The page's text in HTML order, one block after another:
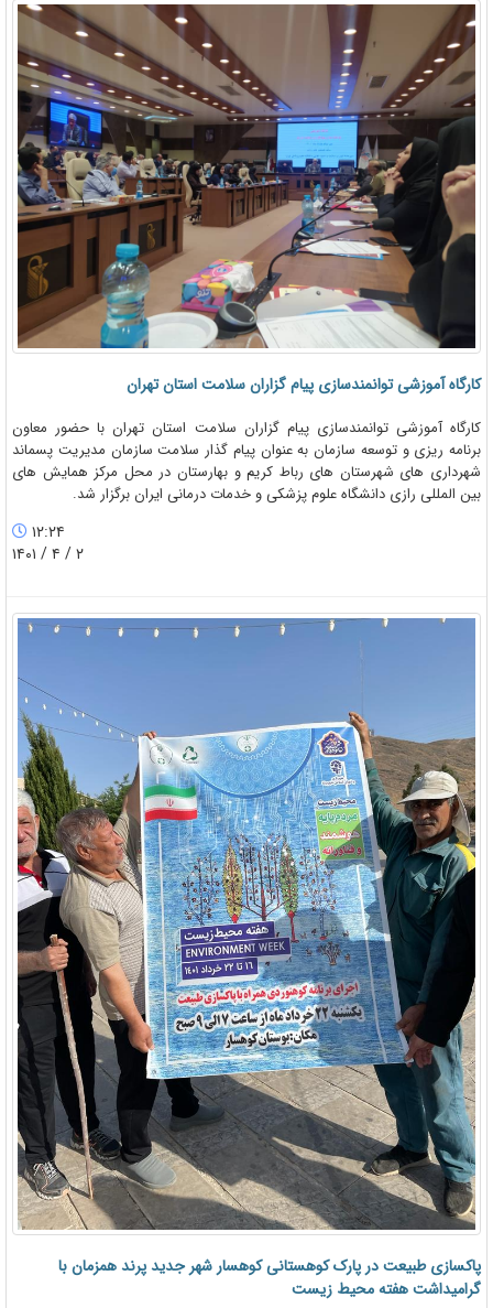
کارگاه آموزشی توانمندسازی پیام گزاران سلامت استان تهران
کارگاه آموزشی توانمندسازی پیام گزاران سلامت استان تهران با حضور معاون
برنامه ریزی و توسعه سازمان به عنوان پیام گذار سلامت سازمان مدیریت پسماند
شهرداری های شهرستان های رباط کریم و بهارستان در محل مرکز همایش های
بین المللی رازی دانشگاه علوم پزشکی و خدمات درمانی ایران برگزار شد.
۱۲:۲۴
۲ / ۴ / ۱۴۰۱
پاکسازی طبیعت در پارک کوهستانی کوهسار شهر جدید پرند همزمان با
گرامیداشت هفته محیط زیست